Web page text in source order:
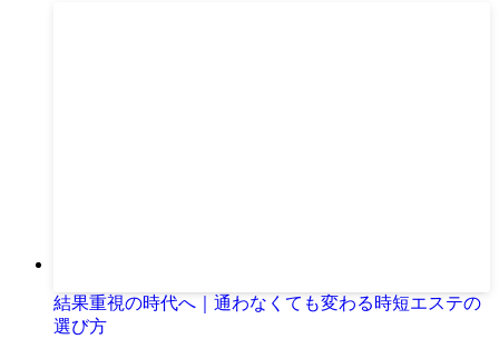
結果重視の時代へ｜通わなくても変わる時短エステの
選び方